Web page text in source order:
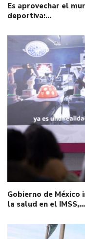
Es aprovechar el
deportiva:…
Gobierno de México
la salud en el IMSS,…